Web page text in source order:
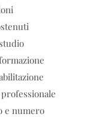
e numero